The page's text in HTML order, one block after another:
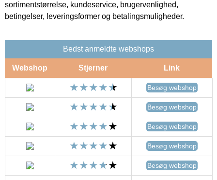
sortimentstørrelse, kundeservice, brugervenlighed,
betingelser, leveringsformer og betalingsmuligheder.
Bedst anmeldte webshops
Webshop Stjerner Link
Besøg webshop
Besøg webshop
Besøg webshop
Besøg webshop
Besøg webshop